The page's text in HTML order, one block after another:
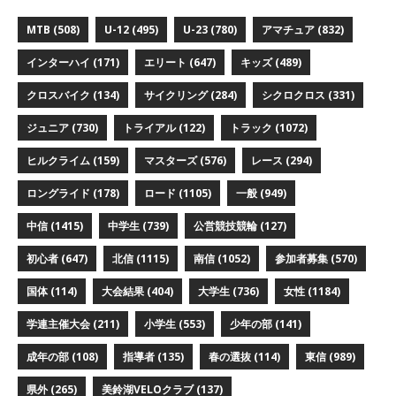
MTB (508) U-12 (495) U-23 (780) アマチュア (832)
インターハイ (171) エリート (647) キッズ(489)
クロスバイク (134) サイクリング(284) シクロクロス (331)
ジュニア (730) トライアル(122) トラック (1072)
ヒルクライム (159) マスターズ(576) レース (294)
ロングライド (178) ロード (1105) 一般 (949)
中信(1415) 中学生 (739) 公営競技競輪 (127)
初心者 (647) 北信(1115) 南信(1052) 参加者募集 (570)
国体(114) 大会結果 (404) 大学生 (736) 女性 (1184)
学連主催大会 (211) 小学生 (553) 少年の部 (141)
成年の部 (108) 指導者 (135) 春の選抜 (114) 東信(989)
県外(265) 美鈴湖VELOクラブ(137)